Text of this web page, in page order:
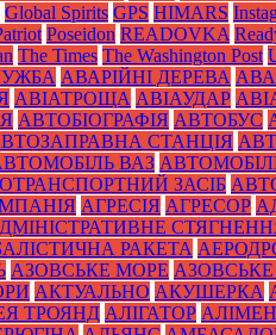
Global Spirits GPS HIMARS
Poseidon READOVKA
The Times The Washington Post
АВАРІЙНІ ДЕРЕВА
АВІАТРОЩА АВІАУДАР
АВТОБІОГРАФІЯ АВТОБУС
СТАНЦІЯ
ВАЗ
ЗАСІБ
АГРЕСІЯ АГРЕСОР
РАКЕТА
АЗОВСЬКЕ МОРЕ АЗОВСЬКЕ
АКТУАЛЬНО АКУШЕРКА
ТРОЯНД АЛІГАТОР